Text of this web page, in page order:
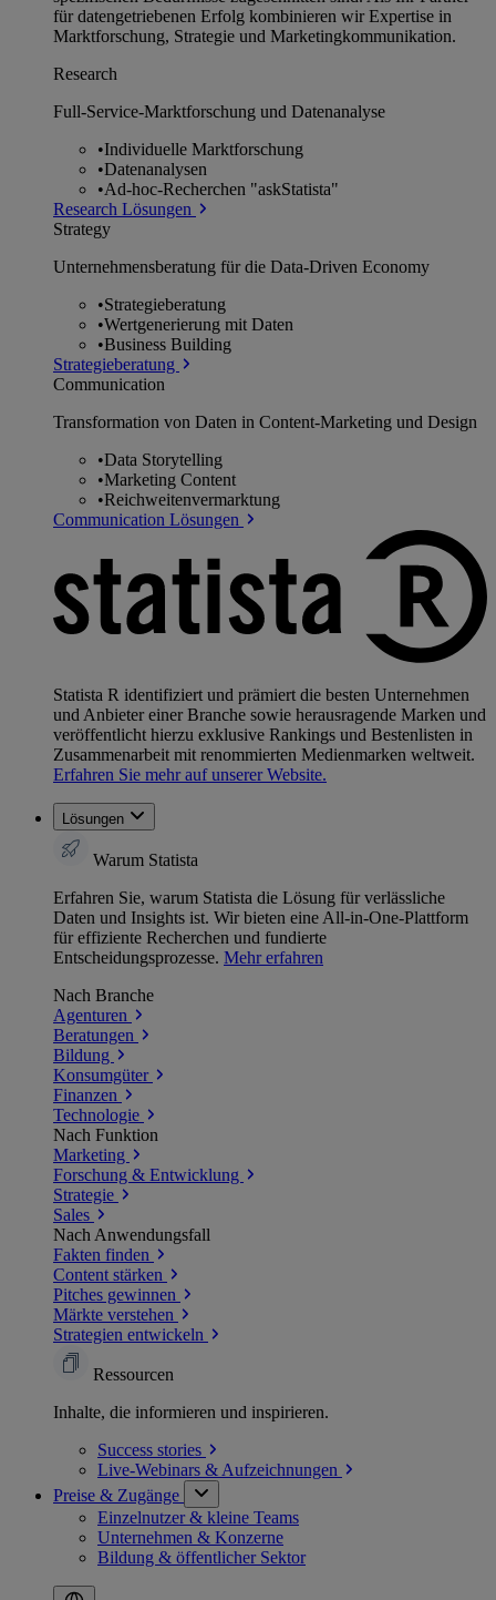
für datengetriebenen Erfolg kombinieren wir Expertise in
Marktforschung, Strategie und Marketingkommunikation.
Research
Full-Service-Marktforschung und Datenanalyse
•Individuelle Marktforschung
•Datenanalysen
•Ad-hoc-Recherchen "askStatista"
Research Lösungen
Strategy
Unternehmens­beratung für die Data-Driven Economy
•Strategieberatung
•Wertgenerierung mit Daten
•Business Building
Strategieberatung
Communication
Transformation von Daten in Content-Marketing und Design
•Data Storytelling
•Marketing Content
•Reichweitenvermarktung
Communication Lösungen
Statista R identifiziert und prämiert die besten Unternehmen
und Anbieter einer Branche sowie herausragende Marken und
veröffentlicht hierzu exklusive Rankings und Bestenlisten in
Zusammenarbeit mit renommierten Medienmarken weltweit.
Erfahren Sie mehr auf unserer Website.
Lösungen
Warum Statista
Erfahren Sie, warum Statista die Lösung für verlässliche
Daten und Insights ist. Wir bieten eine All-in-One-Plattform
für effiziente Recherchen und fundierte
Entscheidungsprozesse. Mehr erfahren
Nach Branche
Agenturen
Beratungen
Bildung
Konsumgüter
Finanzen
Technologie
Nach Funktion
Marketing
Forschung & Entwicklung
Strategie
Sales
Nach Anwendungsfall
Fakten finden
Content stärken
Pitches gewinnen
Märkte verstehen
Strategien entwickeln
Ressourcen
Inhalte, die informieren und inspirieren.
Success stories
Live-Webinars & Aufzeichnungen
Preise & Zugänge
Einzelnutzer & kleine Teams
Unternehmen & Konzerne
Bildung & öffentlicher Sektor